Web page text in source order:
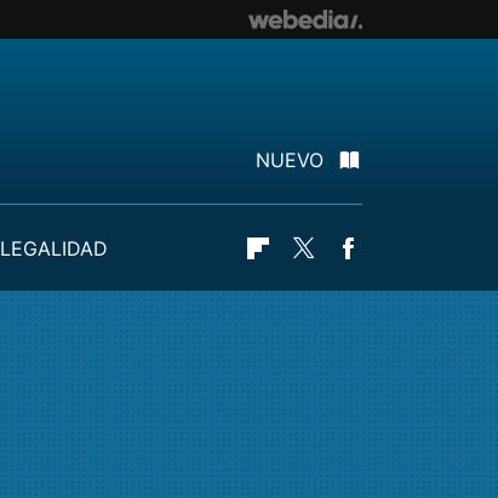
NUEVO
LEGALIDAD
Flipboard
Twitter